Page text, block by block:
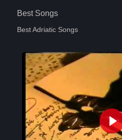
Best Songs
Best Adriatic Songs